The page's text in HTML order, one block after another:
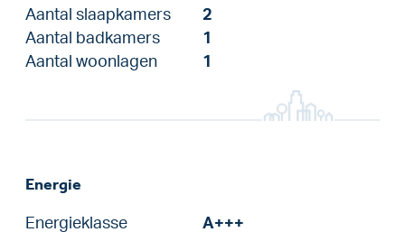
Aantal slaapkamers
2
Aantal badkamers
1
Aantal woonlagen
1
Energie
Energieklasse
A+++